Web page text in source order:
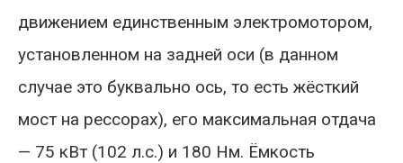
движением единственным электромотором,
установленном на задней оси (в данном
случае это буквально ось, то есть жёсткий
мост на рессорах), его максимальная отдача
— 75 кВт (102 л.с.) и 180 Нм. Ёмкость